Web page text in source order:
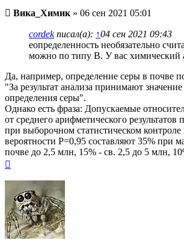
Непрочитанное
сообщение
Вика_Химик » 06 сен 2021 05:01
cordekписал(а): ↑04 сен 2021 09:43
еопределенность необязательно
можно по типу В. У вас химический
Да, например, определение серы в почве
"За результат анализа принимают
определения серы".
Однако есть фраза: Допускаемые
от среднего арифметического результатов
при выборочном статистическом
вероятности Р=0,95 составляют 35% при
почве до 2,5 млн, 15% - св. 2,5 до 5 млн,
началу